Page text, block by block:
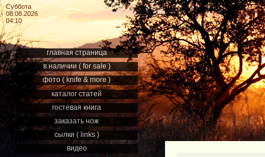
Суббота
08.08.2026
04:10
главная страница
в наличии ( for sale )
фото ( knife & more )
каталог статей
гостевая книга
заказать нож
сылки ( links )
видео